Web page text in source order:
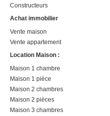
Constructeurs
Achat immobilier
Vente maison
Vente appartement
Location Maison :
Maison 1 chambre
Maison 1 pièce
Maison 2 chambres
Maison 2 pièces
Maison 3 chambres